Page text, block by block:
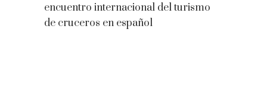
encuentro internacional del turismo
de cruceros en español